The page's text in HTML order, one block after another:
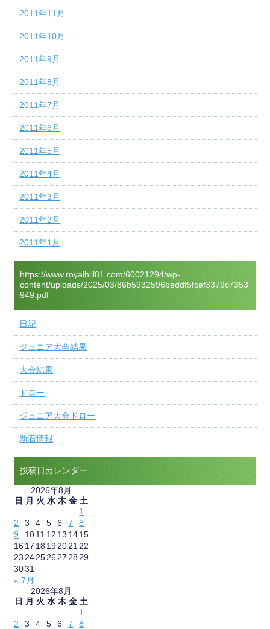
2011年11月
2011年10月
2011年9月
2011年8月
2011年7月
2011年6月
2011年5月
2011年4月
2011年3月
2011年2月
2011年1月
https://www.royalhill81.com/60021294/wp-
content/uploads/2025/03/86b5932596beddf5fcef3379c7353
949.pdf
日記
ジュニア大会結果
大会結果
ドロー
ジュニア大会ドロー
新着情報
投稿日カレンダー
2026年8月
日
月 火 水 木 金 土
« 7月
1
2
3 4 5 6 7
8
9
1011 12 13 1415
16 17 18 192021 22
23 242526 27 28 29
3031
2026年8月
日
月 火 水 木 金 土
1
2
3 4 5 6 7
8